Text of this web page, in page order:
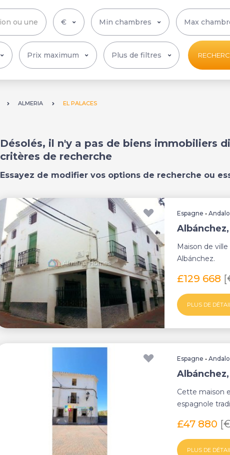
Plus de filtres
ALMERIA EL PALACES
Désolés, il n'y a pas de biens immobiliers
critères de recherche
Essayez de modifier vos options de recherche ou
Espagne •
Maison de
Albánchez.
£129 668
PLUS DE
Espagne •
Cette maison
espagnole
£47 880
PLUS DE